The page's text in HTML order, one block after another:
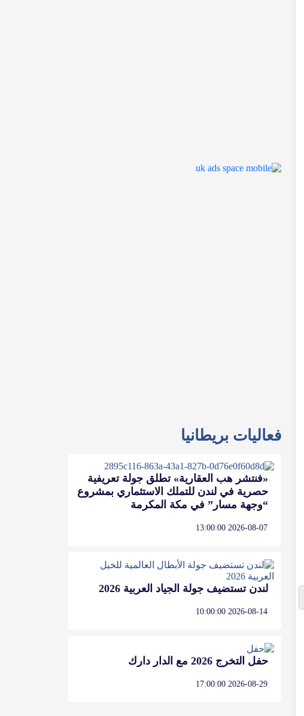
فعاليات بريطانيا
«فنتشر هب العقارية» تطلق جولة تعريفية
حصرية في لندن للتملك الاستثماري بمشروع
“وجهة مسار” في مكة المكرمة
2026-08-07 13:00:00
لندن تستضيف جولة الجياد العربية 2026
2026-08-14 10:00:00
حفل التخرج 2026 مع الدار دارك
2026-08-29 17:00:00